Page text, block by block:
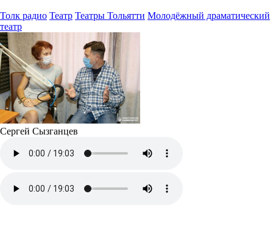
Толк радио Театр Театры Тольятти Молодёжный драматический
театр
Сергей Сызганцев